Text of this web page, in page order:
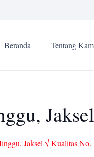
Beranda Tentang
Jaksel √ Kualitas No.